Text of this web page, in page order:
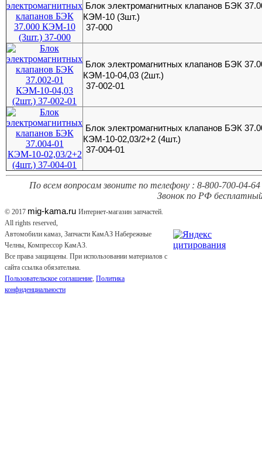
Блок электромагнитных клапанов БЭК
КЭМ-10 (3шт.)
37-000
Блок электромагнитных клапанов БЭК
КЭМ-10-04,03 (2шт.)
37-002-01
Блок электромагнитных клапанов БЭК
КЭМ-10-02,03/2+2 (4шт.)
37-004-01
По всем вопросам звоните по телефону : 8-800-700-04-64
Звонок по РФ
© 2017 mig-kama.ru Интернет-магазин запчастей.
All rights reserved,
Автомобили камаз, Запчасти КамАЗ Набережные
Челны, Компрессор КамАЗ.
Все права защищены. При использовании материалов с
сайта ссылка обязательна.
Пользовательское соглашение, Политика
конфиденциальности